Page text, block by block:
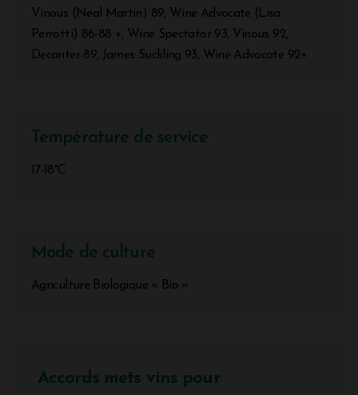
Vinous (Neal Martin) 89, Wine Advocate (Lisa
Perrotti) 86-88 +, Wine Spectator 93, Vinous 92,
Decanter 89, James Suckling 93, Wine Advocate 92+
Température de service
17-18°C
Mode de culture
Agriculture Biologique « Bio »
Accords mets vins pour